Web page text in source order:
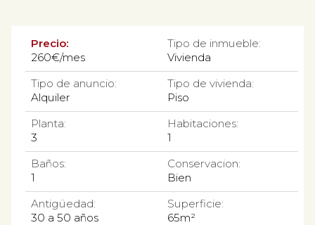
Precio:
260€/mes
Tipo de inmueble:
Vivienda
Tipo de anuncio:
Alquiler
Tipo de vivienda:
Piso
Planta:
3
Habitaciones:
1
Baños:
1
Conservacion:
Bien
Antigüedad:
30 a 50 años
Superficie:
65m²